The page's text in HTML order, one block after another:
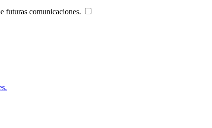
futuras comunicaciones.